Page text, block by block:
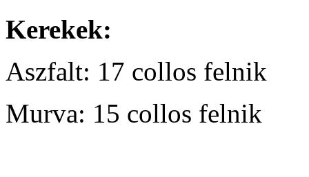
Kerekek:
Aszfalt: 17 collos felnik
Murva: 15 collos felnik